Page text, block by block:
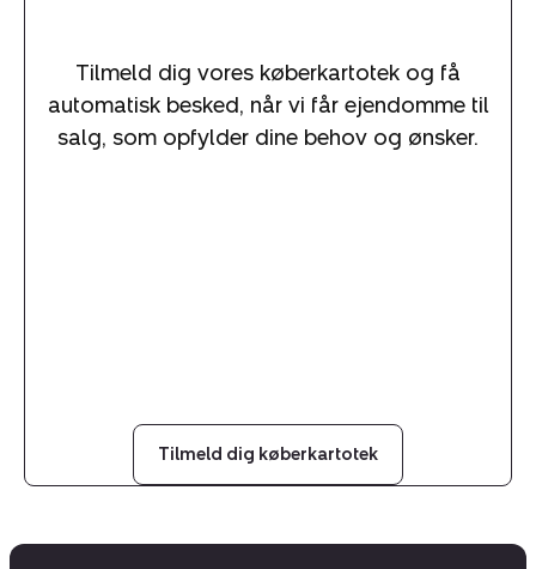
Tilmeld dig vores køberkartotek og få
automatisk besked, når vi får ejendomme til
salg, som opfylder dine behov og ønsker.
Tilmeld dig køberkartotek